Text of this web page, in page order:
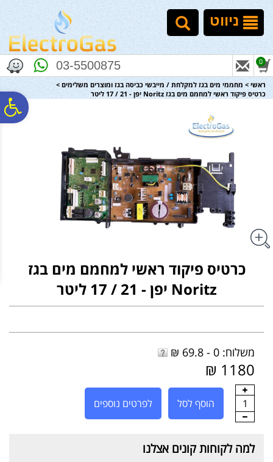
נגישות
אתר
המרכזי
ניווט
03-5500875 0
ראשי > מחממי מים בגז למקלחת / מייבשי כביסה בגז ומוצרים משלימים >
כרטיס פיקוד ראשי למחמם מים בגז Noritz יפן - 21 / 17 ליטר
כרטיס פיקוד ראשי למחמם מים בגז
Noritz יפן - 21 / 17 ליטר
משלוח: 0 - 69.8 ₪
1180 ₪
1 הוסף לסל לפרטים נוספים
למה לקוחות קונים אצלנו